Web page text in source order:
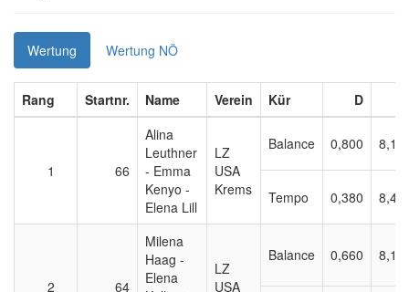
Wertung Wertung NÖ
Rang Startnr. Name Verein Kür D
1 66
Alina
Leuthner
- Emma
Kenyo -
Elena Lill
LZ
USA
Krems
Balance 0,800
Tempo 0,380
2 64
Milena
Haag -
Elena
LZ
USA
Balance 0,660